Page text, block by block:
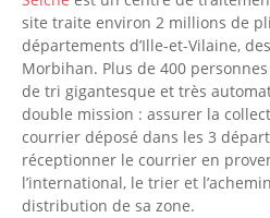
site traite environ 2 millions de
départements d’Ille-et-Vilaine,
Morbihan. Plus de 400
de tri gigantesque et très
double mission : assurer la
courrier déposé dans les 3
réceptionner le courrier en
l’international, le trier et
distribution de sa zone.